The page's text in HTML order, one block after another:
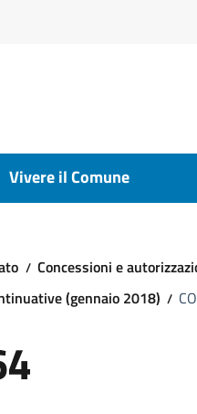
Vivere il Comune
Concessioni e
(gennaio 2018)